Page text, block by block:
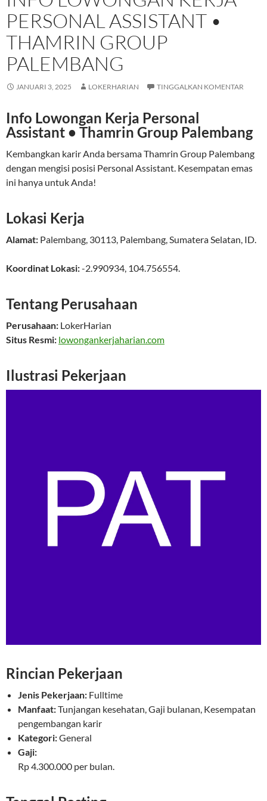
PERSONAL ASSISTANT •
THAMRIN GROUP
PALEMBANG
JANUARI 3, 2025 LOKERHARIAN TINGGALKAN KOMENTAR
Info Lowongan Kerja Personal
Assistant • Thamrin Group Palembang
Kembangkan karir Anda bersama Thamrin Group Palembang
dengan mengisi posisi Personal Assistant. Kesempatan emas
ini hanya untuk Anda!
Lokasi Kerja
Alamat: Palembang, 30113, Palembang,Sumatera Selatan, ID.
Koordinat Lokasi:-2.990934, 104.756554.
Tentang Perusahaan
Perusahaan: LokerHarian
Situs Resmi: lowongankerjaharian.com
Ilustrasi Pekerjaan
Rincian Pekerjaan
Jenis Pekerjaan: Fulltime
Manfaat:Tunjangan kesehatan, Gaji bulanan, Kesempatan
pengembangan karir
Kategori:General
Gaji:
Rp 4.300.000 per bulan.